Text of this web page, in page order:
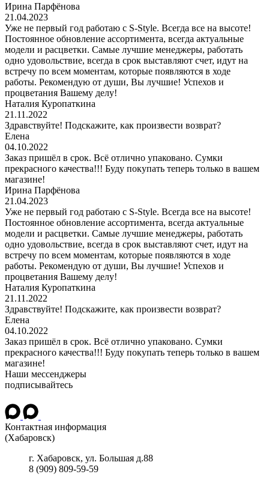
Ирина Парфёнова
21.04.2023
Уже не первый год работаю с S-Style. Всегда все на высоте!
Постоянное обновление ассортимента, всегда актуальные
модели и расцветки. Самые лучшие менеджеры, работать
одно удовольствие, всегда в срок выставляют счет, идут на
встречу по всем моментам, которые появляются в ходе
работы. Рекомендую от души, Вы лучшие! Успехов и
процветания Вашему делу!
Наталия Куропаткина
21.11.2022
Здравствуйте! Подскажите, как произвести возврат?
Елена
04.10.2022
Заказ пришёл в срок. Всё отлично упаковано. Сумки
прекрасного качества!!! Буду покупать теперь только в вашем
магазине!
Ирина Парфёнова
21.04.2023
Уже не первый год работаю с S-Style. Всегда все на высоте!
Постоянное обновление ассортимента, всегда актуальные
модели и расцветки. Самые лучшие менеджеры, работать
одно удовольствие, всегда в срок выставляют счет, идут на
встречу по всем моментам, которые появляются в ходе
работы. Рекомендую от души, Вы лучшие! Успехов и
процветания Вашему делу!
Наталия Куропаткина
21.11.2022
Здравствуйте! Подскажите, как произвести возврат?
Елена
04.10.2022
Заказ пришёл в срок. Всё отлично упаковано. Сумки
прекрасного качества!!! Буду покупать теперь только в вашем
магазине!
Наши мессенджеры
подписывайтесь
Контактная информация
(Хабаровск)
г. Хабаровск, ул. Большая д.88
8 (909) 809-59-59